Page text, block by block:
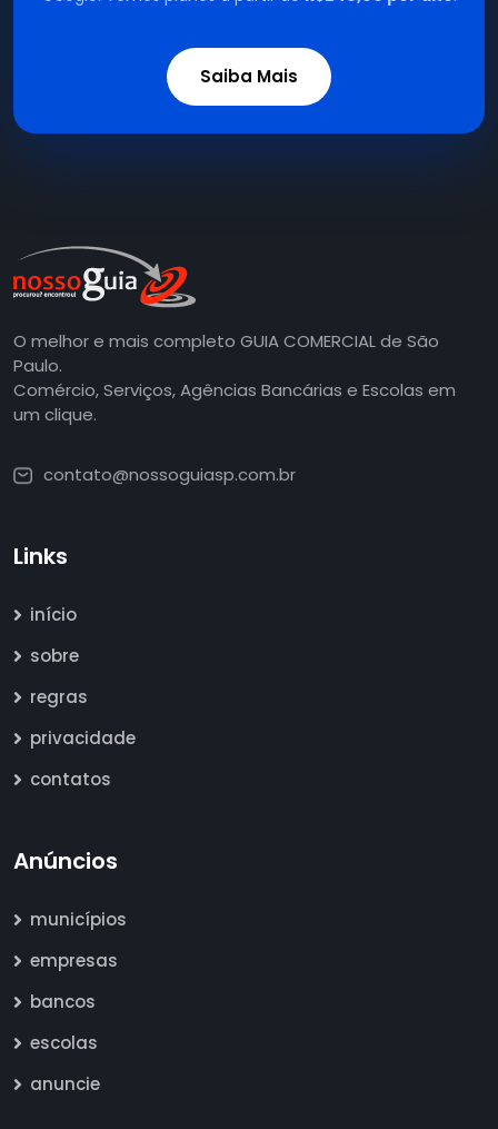
Saiba Mais
O melhor e mais completo GUIA COMERCIAL de São
Paulo.
Comércio, Serviços, Agências Bancárias e Escolas em
um clique.
contato@nossoguiasp.com.br
Links
início
sobre
regras
privacidade
contatos
Anúncios
municípios
empresas
bancos
escolas
anuncie